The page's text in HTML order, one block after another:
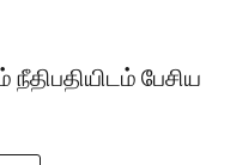
நீதிபதியிடம் பேசிய